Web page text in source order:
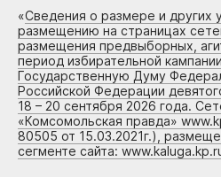
«Сведения о размере и других
размещению на страницах
размещения предвыборных,
период избирательной
Государственную Думу
Российской Федерации
18 – 20 сентября 2026 года.
«Комсомольская правда»
80505 от 15.03.2021г.),
сегменте сайта: